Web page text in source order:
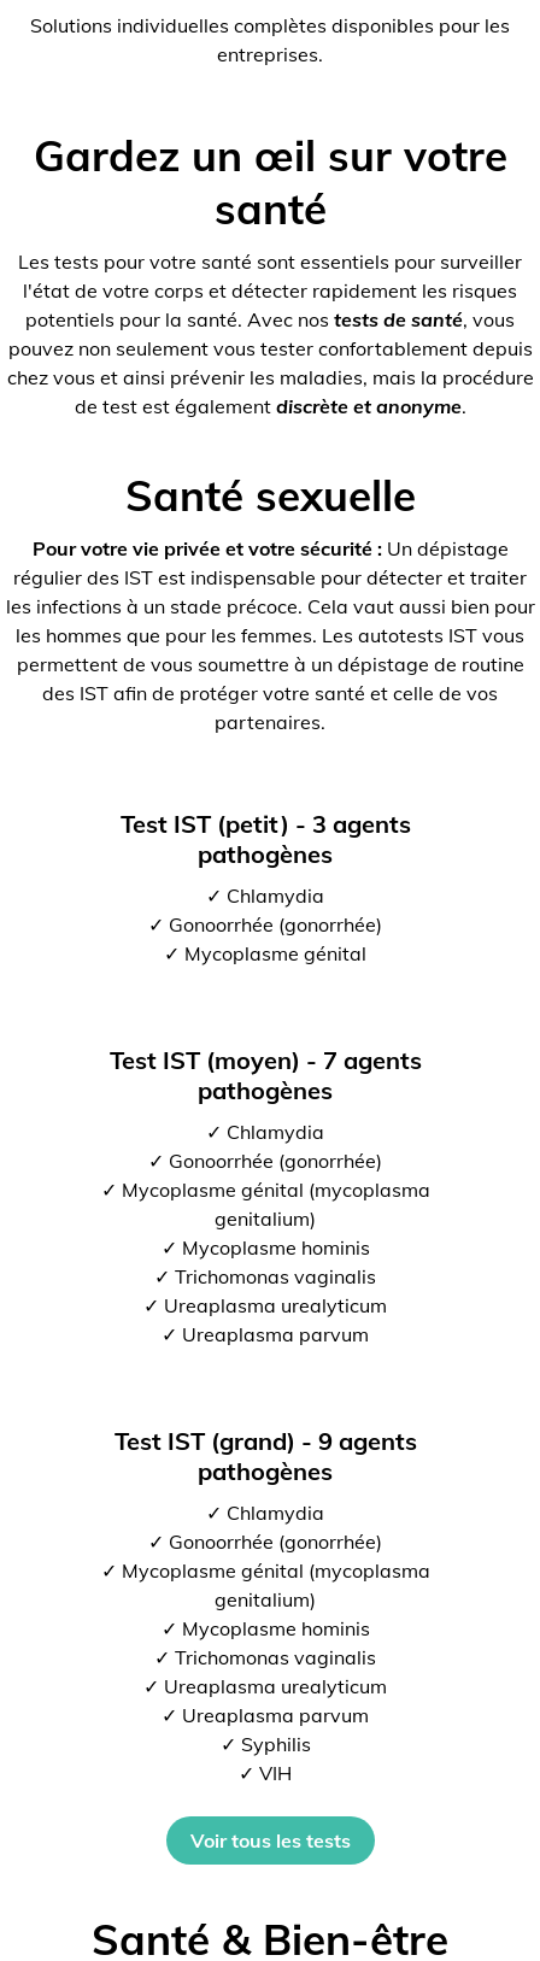
Solutions individuelles complètes disponibles pour les
entreprises.
Gardez un œil sur votre
santé
Les tests pour votre santé sont essentiels pour surveiller
l'état de votre corps et détecter rapidement les risques
potentiels pour la santé. Avec nos tests de santé, vous
pouvez non seulement vous tester confortablement depuis
chez vous et ainsi prévenir les maladies, mais la procédure
de test est également discrète et anonyme.
Santé sexuelle
Pour votre vie privée et votre sécurité :Un dépistage
régulier des IST est indispensable pour détecter et traiter
les infections à un stade précoce. Cela vaut aussi bien pour
les hommes que pour les femmes. Les autotests IST vous
permettent de vous soumettre à un dépistage de routine
des IST afin de protéger votre santé et celle de vos
partenaires.
Test IST (petit) - 3 agents
pathogènes
✓ Chlamydia
✓ Gonoorrhée (gonorrhée)
✓ Mycoplasme génital
Test IST (moyen) - 7 agents
pathogènes
✓ Chlamydia
✓ Gonoorrhée (gonorrhée)
✓ Mycoplasme génital (mycoplasma
genitalium)
✓ Mycoplasme hominis
✓ Trichomonas vaginalis
✓ Ureaplasma urealyticum
✓ Ureaplasma parvum
Test IST (grand) - 9 agents
pathogènes
✓ Chlamydia
✓ Gonoorrhée (gonorrhée)
✓ Mycoplasme génital (mycoplasma
genitalium)
✓ Mycoplasme hominis
✓ Trichomonas vaginalis
✓ Ureaplasma urealyticum
✓ Ureaplasma parvum
✓ Syphilis
✓ VIH
Voir tous les tests
Santé & Bien-être